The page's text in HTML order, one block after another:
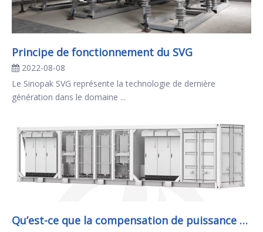
Principe de fonctionnement du SVG
2022-08-08
Le Sinopak SVG représente la technologie de dernière
génération dans le domaine ...
Qu’est-ce que la compensation de puissance réactive ?